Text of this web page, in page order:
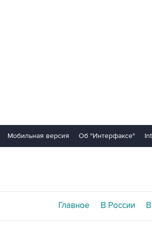
Мобильная версия Об "Интерфаксе"
Главное В России